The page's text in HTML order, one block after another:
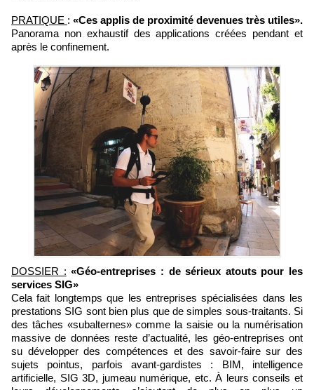
PRATIQUE : «Ces applis de proximité devenues très utiles».
Panorama non exhaustif des applications créées pendant et
après le confinement.
DOSSIER : «Géo-entreprises : de sérieux atouts pour les
services SIG»
Cela fait longtemps que les entreprises spécialisées dans les
prestations SIG sont bien plus que de simples sous-traitants. Si
des tâches «subalternes» comme la saisie ou la numérisation
massive de données reste d’actualité, les géo-entreprises ont
su développer des compétences et des savoir-faire sur des
sujets pointus, parfois avant-gardistes : BIM, intelligence
artificielle, SIG 3D, jumeau numérique, etc. À leurs conseils et